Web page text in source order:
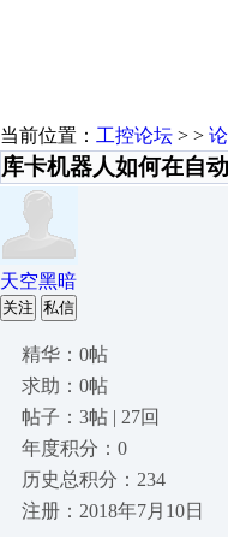
当前位置： 工控论坛 > >
库卡机器人如何在自
天空黑暗
关注 私信
精华：0帖
求助：0帖
帖子：3帖 | 27回
年度积分：0
历史总积分：234
注册：2018年7月10日